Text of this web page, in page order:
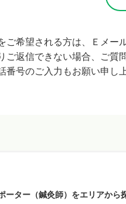
ご希望される方は、Ｅメー
ご返信できない場合、ご質
番号のご入力もお願い申し
ーター（鍼灸師）をエリアから